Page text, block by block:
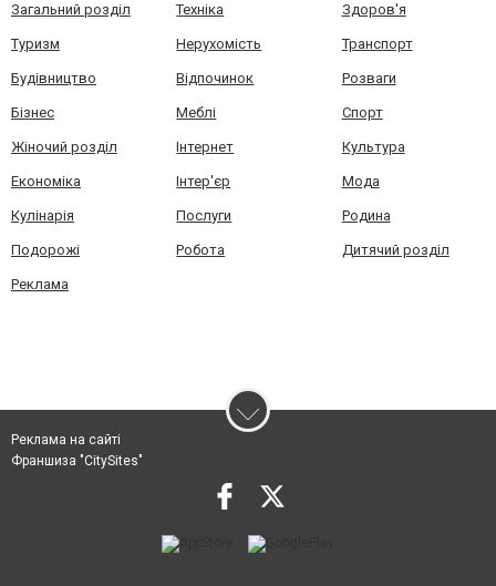
Загальний розділ Техніка Здоров'я
Туризм Нерухомість Транспорт
Будівництво Відпочинок Розваги
Бізнес Меблі Спорт
Жіночий розділ Інтернет Культура
Економіка Інтер'єр Мода
Кулінарія Послуги Родина
Подорожі Робота Дитячий розділ
Реклама
Реклама на сайті
Франшиза "CitySites"